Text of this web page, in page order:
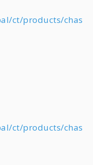
ct/products/chas
ct/products/chas